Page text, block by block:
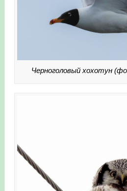
Черноголовый хохотун